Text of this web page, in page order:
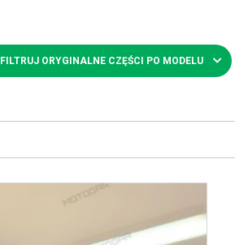
FILTRUJ ORYGINALNE CZĘŚCI PO MODELU